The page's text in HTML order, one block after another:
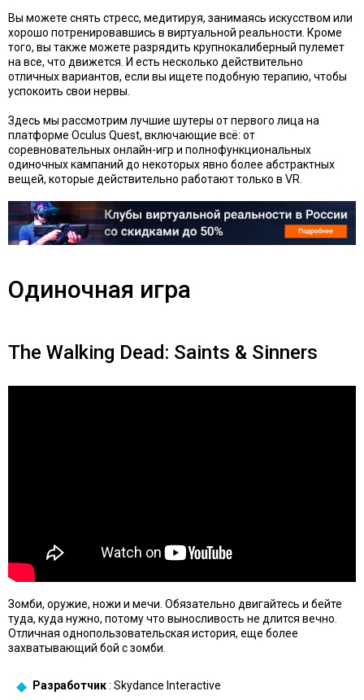
Вы можете снять стресс, медитируя, занимаясь искусством или
хорошо потренировавшись в виртуальной реальности. Кроме
того, вы также можете разрядить крупнокалиберный пулемет
на все, что движется. И есть несколько действительно
отличных вариантов, если вы ищете подобную терапию, чтобы
успокоить свои нервы.
Здесь мы рассмотрим лучшие шутеры от первого лица на
платформе Oculus Quest, включающие всё: от
соревновательных онлайн-игр и полнофункциональных
одиночных кампаний до некоторых явно более абстрактных
вещей, которые действительно работают только в VR.
Одиночная игра
The Walking Dead: Saints & Sinners
Зомби, оружие, ножи и мечи. Обязательно двигайтесь и бейте
туда, куда нужно, потому что выносливость не длится вечно.
Отличная однопользовательская история, еще более
захватывающий бой с зомби.
Разработчик: Skydance Interactive